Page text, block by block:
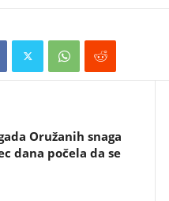
Oružanih snaga
dana počela da se